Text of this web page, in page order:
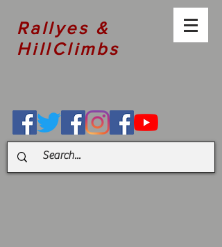
Rallyes &
HillClimbs